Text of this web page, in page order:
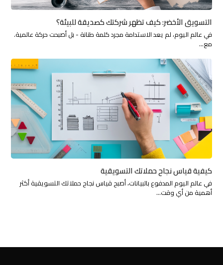
التسويق الأخضر: كيف تظهر شركتك كصديقة للبيئة؟
في عالم اليوم، لم يعد الاستدامة مجرد كلمة طنانة - بل أصبحت حركة عالمية.
مع…
كيفية قياس نجاح حملاتك التسويقية
في عالم اليوم المدفوع بالبيانات، أصبح قياس نجاح حملاتك التسويقية أكثر
أهمية من أي وقت…